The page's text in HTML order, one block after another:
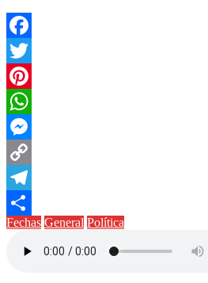
Facebook
Twitter
Pinterest
WhatsApp
Messenger
Copy
Link
Telegram
Compartir
Fechas General Política